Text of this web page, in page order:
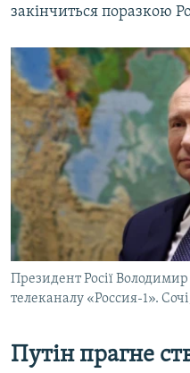
закінчиться поразкою
Президент Росії Володимир
телеканалу «Россия-1».
Путін прагне